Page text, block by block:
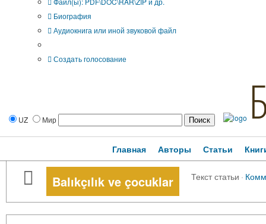
Биография
Аудиокнига или иной звуковой файл
Создать голосование
UZ Мир
Главная Авторы Статьи
Balıkçılık ve çocuklar Текст статьи ·